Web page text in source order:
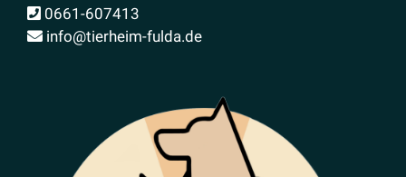
0661-607413
info@tierheim-fulda.de